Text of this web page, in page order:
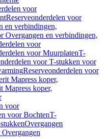
voor
Reserveonderdelen voor
en verbindingen,
Overgangen en verbindingen,
voor
voor MuurplatenT-
voor T-stukken voor
Reserveonderdelen voor
Mapress koper,
Mapress koper,
voor
voor BochtenT-
Overgangen